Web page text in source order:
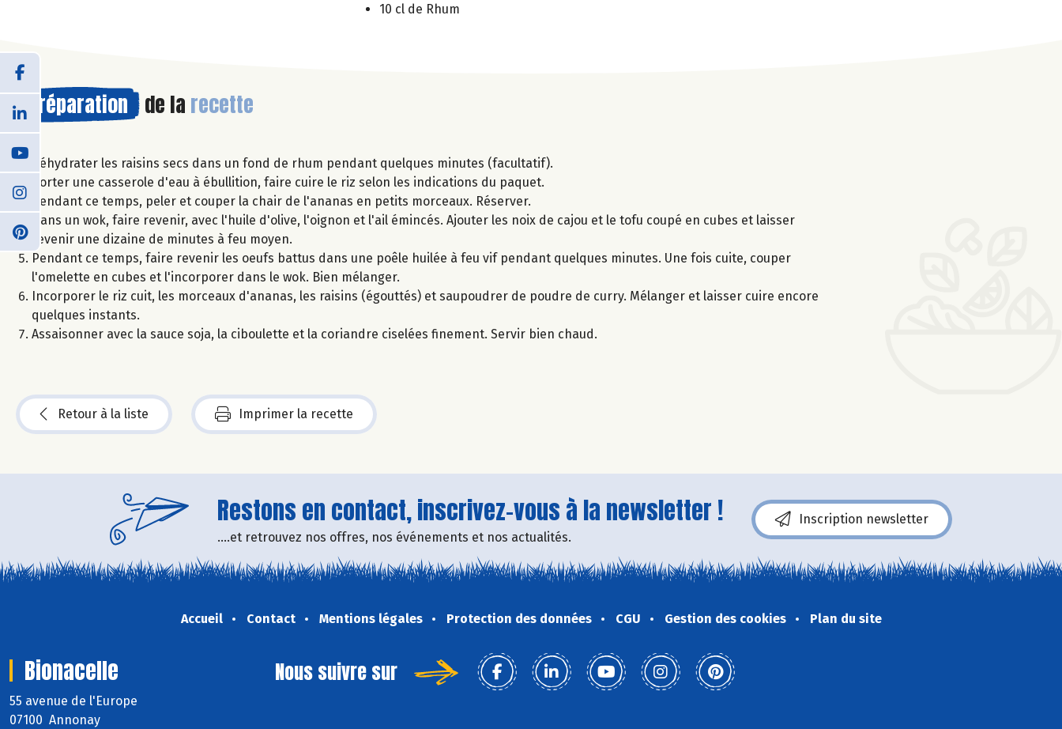
10 cl de Rhum
Préparation de la recette
Réhydrater les raisins secs dans un fond de rhum pendant quelques minutes (facultatif).
Porter une casserole d'eau à ébullition, faire cuire le riz selon les indications du paquet.
Pendant ce temps, peler et couper la chair de l'ananas en petits morceaux. Réserver.
Dans un wok, faire revenir, avec l'huile d'olive, l'oignon et l'ail émincés. Ajouter les noix de cajou et le tofu coupé en cubes et laisser
revenir une dizaine de minutes à feu moyen.
Pendant ce temps, faire revenir les oeufs battus dans une poêle huilée à feu vif pendant quelques minutes. Une fois cuite, couper
l'omelette en cubes et l'incorporer dans le wok. Bien mélanger.
Incorporer le riz cuit, les morceaux d'ananas, les raisins (égouttés) et saupoudrer de poudre de curry. Mélanger et laisser cuire encore
quelques instants.
Assaisonner avec la sauce soja, la ciboulette et la coriandre ciselées finement. Servir bien chaud.
Retour à la liste Imprimer la recette
Restons en contact, inscrivez-vous à la newsletter !
....et retrouvez nos offres, nos événements et nos actualités.
Inscription newsletter
Accueil Contact Mentions légales Protection des données CGU Gestion des cookies Plan du site
Bionacelle
55 avenue de l'Europe
07100 Annonay
Nous suivre sur